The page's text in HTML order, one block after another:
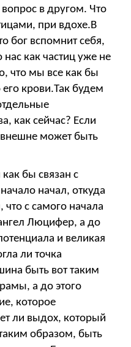
в другом. Что
при вдохе.В
бог вспомнит себя,
нас как частиц уже не
что мы все как бы
крови.Так будем
как сейчас? Если
внешне может быть
бы связан с
начал, откуда
что с самого начала
Люцифер, а до
и великая
ли точка
быть вот таким
а до этого
которое
ли выдох, который
образом, быть